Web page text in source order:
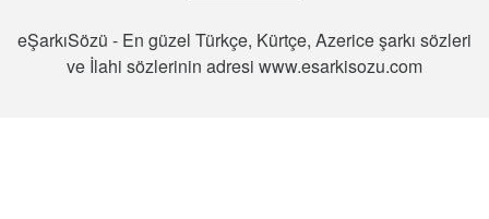
eŞarkıSözü - En güzel Türkçe, Kürtçe, Azerice şarkı sözleri
ve İlahi sözlerinin adresi www.esarkisozu.com